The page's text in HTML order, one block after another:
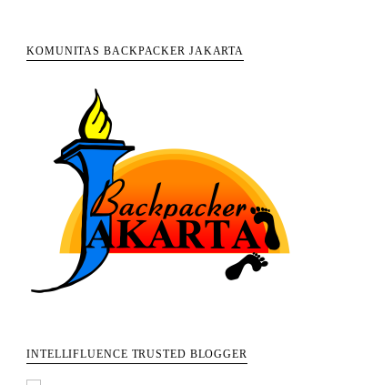
KOMUNITAS BACKPACKER JAKARTA
INTELLIFLUENCE TRUSTED BLOGGER